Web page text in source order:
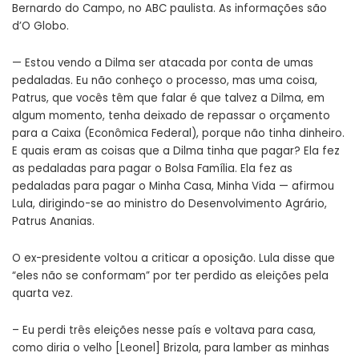
Bernardo do Campo, no ABC paulista. As informações são
d’O Globo.
— Estou vendo a Dilma ser atacada por conta de umas
pedaladas. Eu não conheço o processo, mas uma coisa,
Patrus, que vocês têm que falar é que talvez a Dilma, em
algum momento, tenha deixado de repassar o orçamento
para a Caixa (Econômica Federal), porque não tinha dinheiro.
E quais eram as coisas que a Dilma tinha que pagar? Ela fez
as pedaladas para pagar o Bolsa Família. Ela fez as
pedaladas para pagar o Minha Casa, Minha Vida — afirmou
Lula, dirigindo-se ao ministro do Desenvolvimento Agrário,
Patrus Ananias.
O ex-presidente voltou a criticar a oposição. Lula disse que
“eles não se conformam” por ter perdido as eleições pela
quarta vez.
– Eu perdi três eleições nesse país e voltava para casa,
como diria o velho [Leonel] Brizola, para lamber as minhas